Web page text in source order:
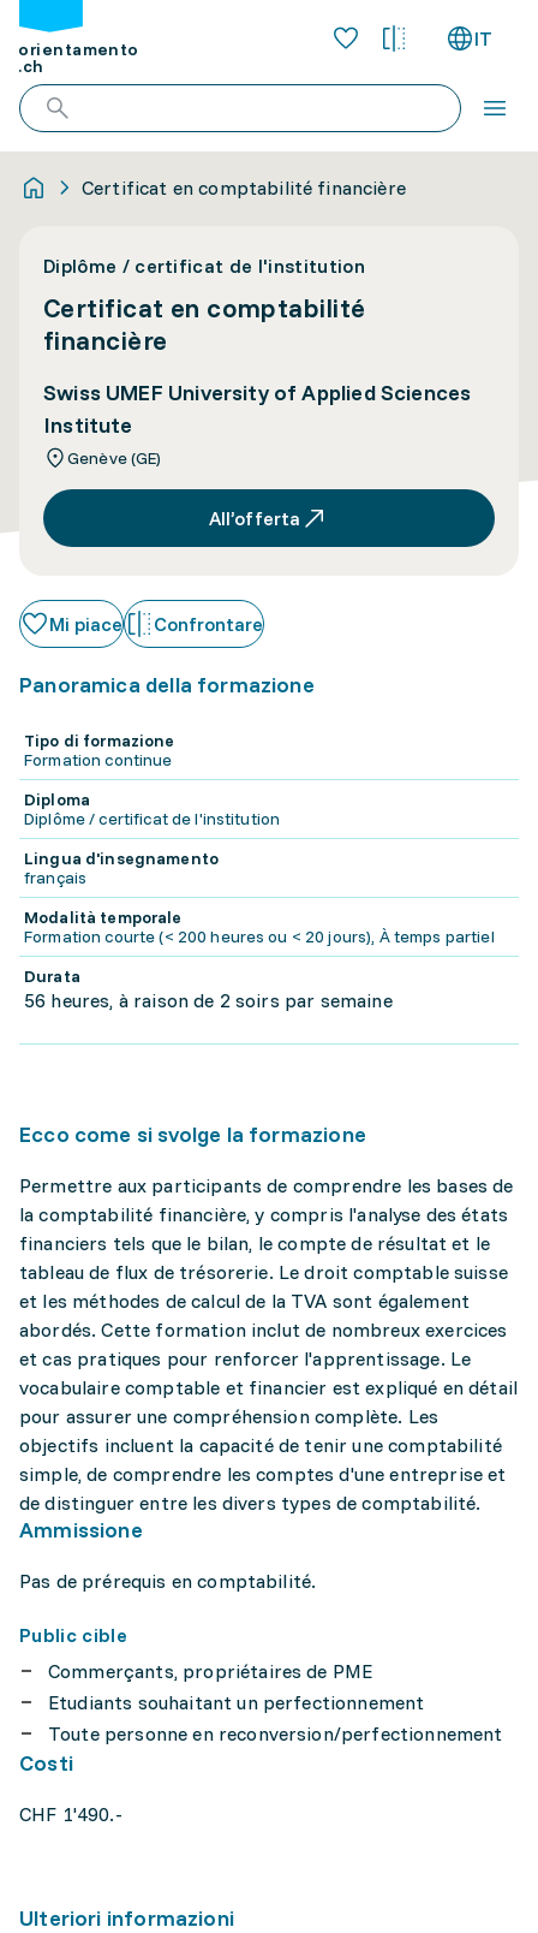
orientamento
.ch
IT
Certificat en comptabilité financière
Diplôme / certificat de l'institution
Certificat en comptabilité
financière
Swiss UMEF University of Applied Sciences
Institute
Genève (GE)
All’offerta
Mi piace Confrontare
Panoramica della formazione
Tipo di formazione
Formation continue
Diploma
Diplôme / certificat de l'institution
Lingua d'insegnamento
français
Modalità temporale
Formation courte (< 200 heures ou < 20 jours), À temps partiel
Durata
56 heures, à raison de 2 soirs par semaine
Ecco come si svolge la formazione
Permettre aux participants de comprendre les bases de
la comptabilité financière, y compris l'analyse des états
financiers tels que le bilan, le compte de résultat et le
tableau de flux de trésorerie. Le droit comptable suisse
et les méthodes de calcul de la TVA sont également
abordés. Cette formation inclut de nombreux exercices
et cas pratiques pour renforcer l'apprentissage. Le
vocabulaire comptable et financier est expliqué en détail
pour assurer une compréhension complète. Les
objectifs incluent la capacité de tenir une comptabilité
simple, de comprendre les comptes d'une entreprise et
de distinguer entre les divers types de comptabilité.
Ammissione
Pas de prérequis en comptabilité.
Public cible
Commerçants, propriétaires de PME
Etudiants souhaitant un perfectionnement
Toute personne en reconversion/perfectionnement
Costi
CHF 1'490.-
Ulteriori informazioni